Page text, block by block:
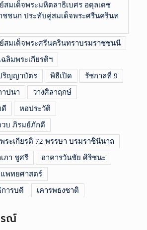
สมเด็จพระมหิตลาธิเบศร อดุลเดช
ชชนก ประทับคู่สมเด็จพระศรีนครินท
สมเด็จพระศรีนครินทราบรมราชชนนี
ฉลิมพระเกียรติฯ
ริญญาบัตร พิธีเปิด รัชกาลที่ 9
าปนา วางศิลาฤกษ์
ดี หอประวัติ
บ ภิรมย์ภักดี
ระเกียรติ 72 พรรษา บรมราชินีนาถ
ภา ชูศรี อาคารวันชัย ศิริชนะ
แพทยศาสตร์
ารบดี เคารพธงชาติ
รณ์